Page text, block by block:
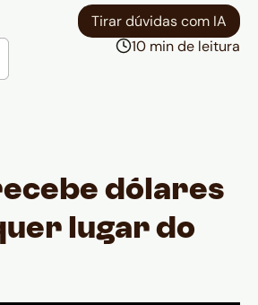
Tirar dúvidas com IA
10 min de leitura
dólares
lugar do